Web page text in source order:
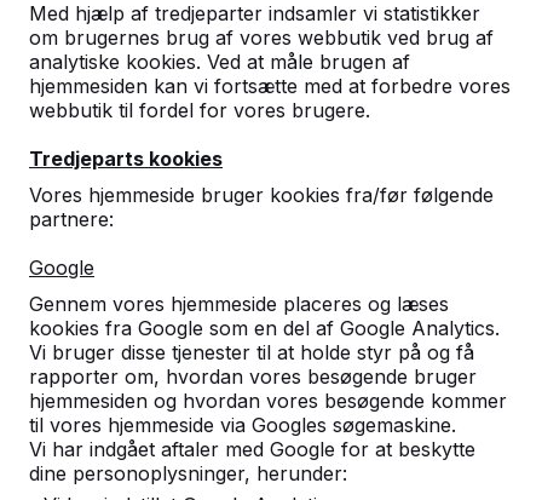
Med hjælp af tredjeparter indsamler vi statistikker
om brugernes brug af vores webbutik ved brug af
analytiske kookies. Ved at måle brugen af
hjemmesiden kan vi fortsætte med at forbedre vores
webbutik til fordel for vores brugere.
Tredjeparts kookies
Vores hjemmeside bruger kookies fra/før følgende
partnere:
Google
Gennem vores hjemmeside placeres og læses
kookies fra Google som en del af Google Analytics.
Vi bruger disse tjenester til at holde styr på og få
rapporter om, hvordan vores besøgende bruger
hjemmesiden og hvordan vores besøgende kommer
til vores hjemmeside via Googles søgemaskine.
Vi har indgået aftaler med Google for at beskytte
dine personoplysninger, herunder:
+31 (0)497 - 36.08.08
info@HeBlad.dk
Kategorier
Øvrige